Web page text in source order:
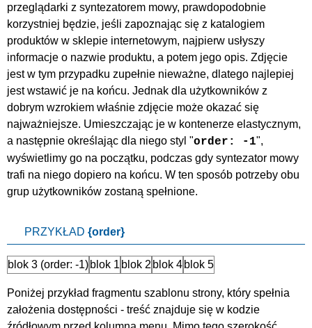
przeglądarki z syntezatorem mowy, prawdopodobnie
korzystniej będzie, jeśli zapoznając się z katalogiem
produktów w sklepie internetowym, najpierw usłyszy
informacje o nazwie produktu, a potem jego opis. Zdjęcie
jest w tym przypadku zupełnie nieważne, dlatego najlepiej
jest wstawić je na końcu. Jednak dla użytkowników z
dobrym wzrokiem właśnie zdjęcie może okazać się
najważniejsze. Umieszczając je w kontenerze elastycznym,
a następnie określając dla niego styl "order: -1",
wyświetlimy go na początku, podczas gdy syntezator mowy
trafi na niego dopiero na końcu. W ten sposób potrzeby obu
grup użytkowników zostaną spełnione.
PRZYKŁAD {order}
blok 1 blok 2
blok 3 (order: -1) blok 4 blok 5
Poniżej przykład fragmentu szablonu strony, który spełnia
założenia dostępności - treść znajduje się w kodzie